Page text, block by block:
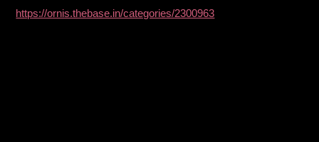
https://ornis.thebase.in/categories/2300963